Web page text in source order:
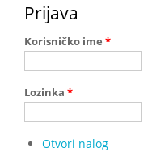
Prijava
Korisničko ime *
Lozinka *
Otvori nalog